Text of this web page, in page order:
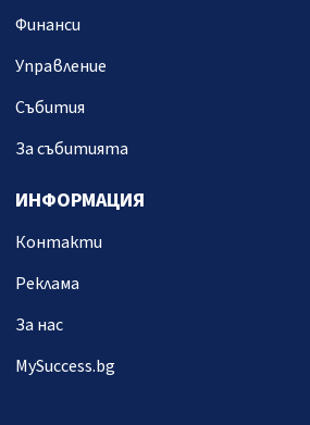
Финанси
Управление
Събития
За събитията
ИНФОРМАЦИЯ
Контакти
Реклама
За нас
MySuccess.bg